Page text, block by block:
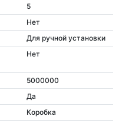
5
Нет
Для ручной установки
Нет
5000000
Да
Коробка